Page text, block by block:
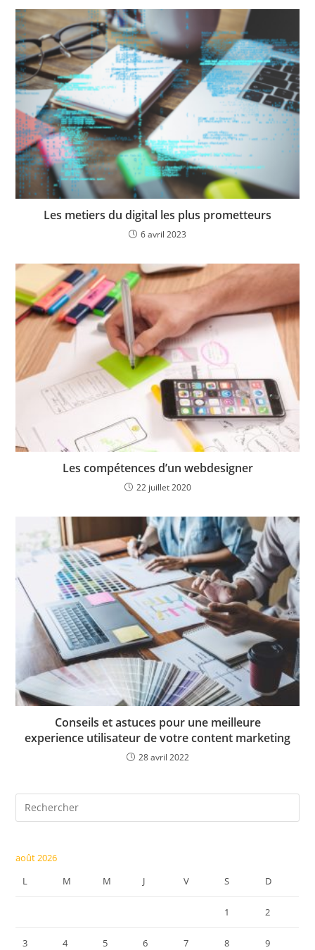
Les metiers du digital les plus prometteurs
6 avril 2023
Les compétences d’un webdesigner
22 juillet 2020
Conseils et astuces pour une meilleure
experience utilisateur de votre content marketing
28 avril 2022
août 2026
L
M M J V S D
1 2
3 4 5 6 7 8 9